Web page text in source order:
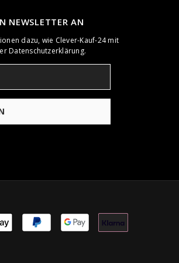
NEWSLETTER AN
dazu, wie Clever-Kauf-24 mit
Datenschutzerklärung.